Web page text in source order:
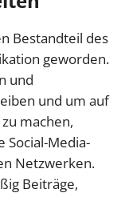
Bestandteil des
geworden.
und
und um auf
machen,
Media-
Netzwerken.
Beiträge,